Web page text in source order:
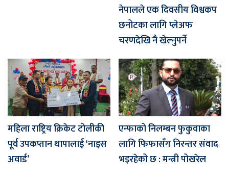
नेपालले एक दिवसीय विश्वकप
छनोटका लागि प्लेअफ
चरणदेखि नै खेल्नुपर्ने
महिला राष्ट्रिय क्रिकेट टोलीकी
पूर्व उपकप्तान थापालाई ‘नाइस
अवार्ड’
एन्फाको निलम्बन फुकुवाका
लागि फिफासँग निरन्तर संवाद
भइरहेको छ : मन्त्री पोखरेल